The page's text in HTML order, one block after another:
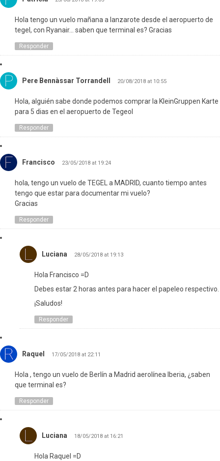
Hola tengo un vuelo mañana a lanzarote desde el aeropuerto de
tegel, con Ryanair… saben que terminal es? Gracias
Responder
Pere Bennàssar Torrandell 20/08/2018 at 10:55
Hola, alguién sabe donde podemos comprar la KleinGruppen Karte
para 5 dias en el aeropuerto de Tegeol
Responder
Francisco 23/05/2018 at 19:24
hola, tengo un vuelo de TEGEL a MADRID, cuanto tiempo antes
tengo que estar para documentar mi vuelo?
Gracias
Responder
Luciana 28/05/2018 at 19:13
Hola Francisco =D
Debes estar 2 horas antes para hacer el papeleo respectivo.
¡Saludos!
Responder
Raquel 17/05/2018 at 22:11
Hola , tengo un vuelo de Berlín a Madrid aerolínea Iberia, ¿saben
que terminal es?
Responder
Luciana 18/05/2018 at 16:21
Hola Raquel =D